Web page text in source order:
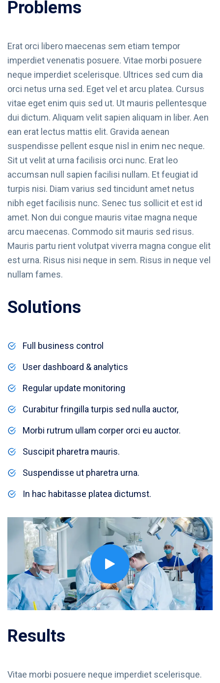
Problems
Erat orci libero maecenas sem etiam tempor
imperdiet venenatis posuere. Vitae morbi posuere
neque imperdiet scelerisque. Ultrices sed cum dia
orci netus urna sed. Eget vel et arcu platea. Cursus
vitae eget enim quis sed ut. Ut mauris pellentesque
dui dictum. Aliquam velit sapien aliquam in liber. Aen
ean erat lectus mattis elit. Gravida aenean
suspendisse pellent esque nisl in enim nec neque.
Sit ut velit at urna facilisis orci nunc. Erat leo
accumsan null sapien facilisi nullam. Et feugiat id
turpis nisi. Diam varius sed tincidunt amet netus
nibh eget facilisis nunc. Senec tus sollicit et est id
amet. Non dui congue mauris vitae magna neque
arcu maecenas. Commodo sit mauris sed risus.
Mauris partu rient volutpat viverra magna congue elit
est urna. Risus nisi neque in sem. Risus in neque vel
nullam fames.
Solutions
Full business control
User dashboard & analytics
Regular update monitoring
Curabitur fringilla turpis sed nulla auctor,
Morbi rutrum ullam corper orci eu auctor.
Suscipit pharetra mauris.
Suspendisse ut pharetra urna.
In hac habitasse platea dictumst.
Results
Vitae morbi posuere neque imperdiet scelerisque.